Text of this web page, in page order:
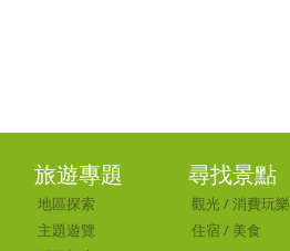
旅遊專題
地區探索
主題遊覽
尋找景點
觀光 /消費玩樂
住宿 / 美食